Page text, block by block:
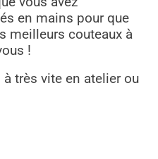
en mains pour que
meilleurs couteaux à
!
très vite en atelier ou